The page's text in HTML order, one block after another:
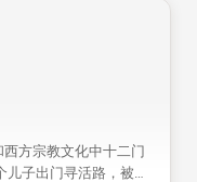
方宗教文化中十二门
子出门寻活路，被天